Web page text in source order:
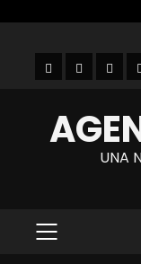
contentInicio
UNA
PRIMARY